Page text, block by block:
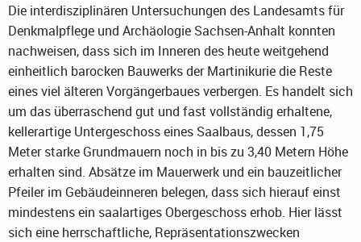
Die interdisziplinären Untersuchungen des Landesamts für
Denkmalpflege und Archäologie Sachsen-Anhalt konnten
nachweisen, dass sich im Inneren des heute weitgehend
einheitlich barocken Bauwerks der Martinikurie die Reste
eines viel älteren Vorgängerbaues verbergen. Es handelt sich
um das überraschend gut und fast vollständig erhaltene,
kellerartige Untergeschoss eines Saalbaus, dessen 1,75
Meter starke Grundmauern noch in bis zu 3,40 Metern Höhe
erhalten sind. Absätze im Mauerwerk und ein bauzeitlicher
Pfeiler im Gebäudeinneren belegen, dass sich hierauf einst
mindestens ein saalartiges Obergeschoss erhob. Hier lässt
sich eine herrschaftliche, Repräsentationszwecken